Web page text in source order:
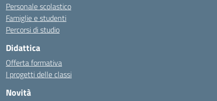
Personale scolastico
Famiglie e studenti
Percorsi di studio
Didattica
Offerta formativa
I progetti delle classi
Novità